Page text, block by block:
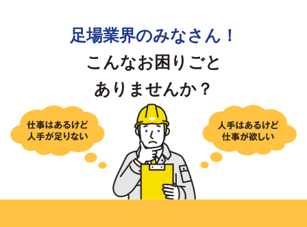
足場業界のみなさん！
こんなお困りごと
ありませんか？